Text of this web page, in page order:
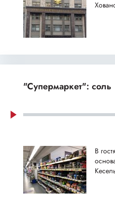
"Супермаркет": соль
В